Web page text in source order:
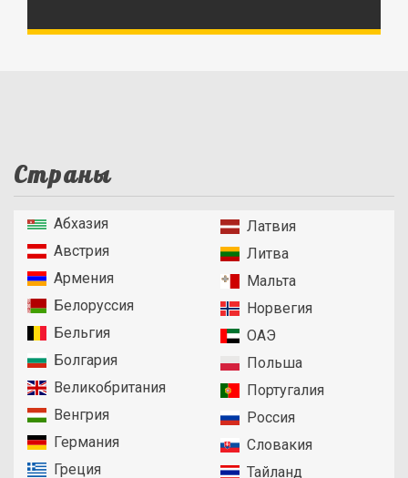
Страны
Абхазия
Австрия
Армения
Белоруссия
Бельгия
Болгария
Великобритания
Венгрия
Германия
Греция
Латвия
Литва
Мальта
Норвегия
ОАЭ
Польша
Португалия
Россия
Словакия
Тайланд